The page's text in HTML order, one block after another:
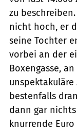
zu
nicht hoch, er
seine Tochter
vorbei an der
Boxengasse,
unspektakuläre
bestenfalls
dann gar
knurrende